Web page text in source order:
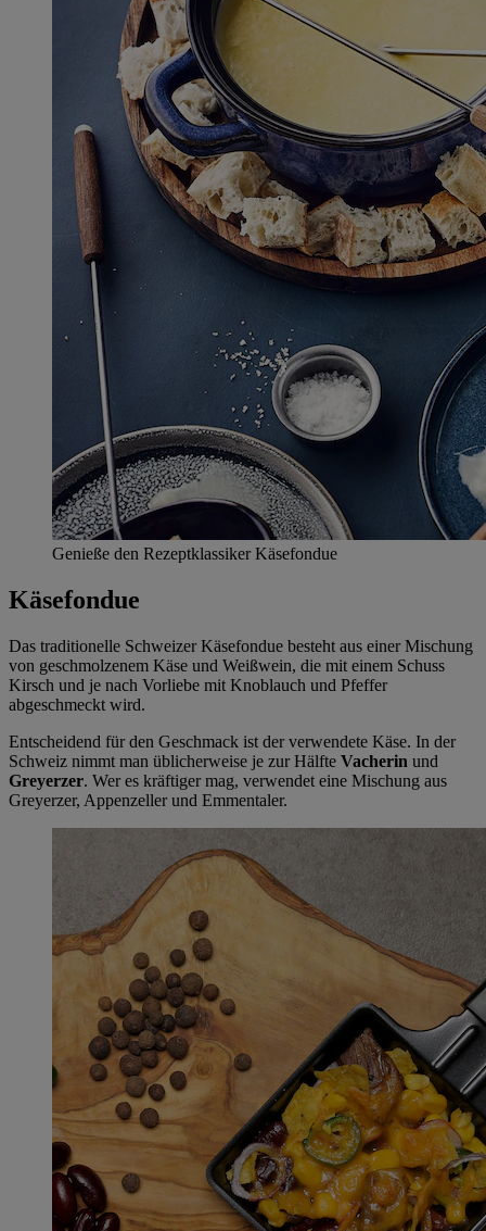
Genieße den Rezeptklassiker Käsefondue
Käsefondue
Das traditionelle Schweizer Käsefondue besteht aus einer Mischung
von geschmolzenem Käse und Weißwein, die mit einem Schuss
Kirsch und je nach Vorliebe mit Knoblauch und Pfeffer
abgeschmeckt wird.
Entscheidend für den Geschmack ist der verwendete Käse. In der
Schweiz nimmt man üblicherweise je zur Hälfte Vacherin und
Greyerzer. Wer es kräftiger mag, verwendet eine Mischung aus
Greyerzer, Appenzeller und Emmentaler.